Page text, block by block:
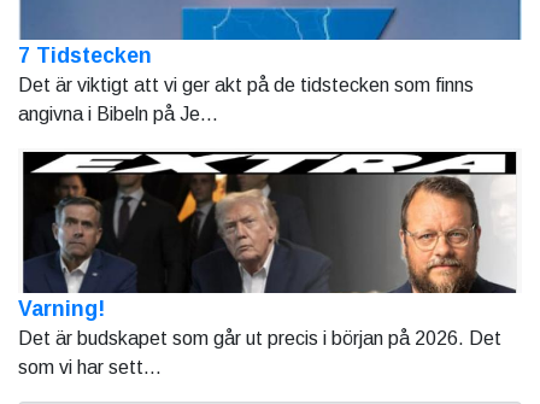
7 Tidstecken
Det är viktigt att vi ger akt på de tidstecken som finns
angivna i Bibeln på Je...
Varning!
Det är budskapet som går ut precis i början på 2026. Det
som vi har sett...